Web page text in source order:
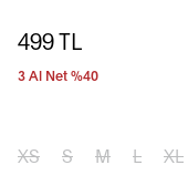
499TL
3 Al Net %40
XS S M L XL